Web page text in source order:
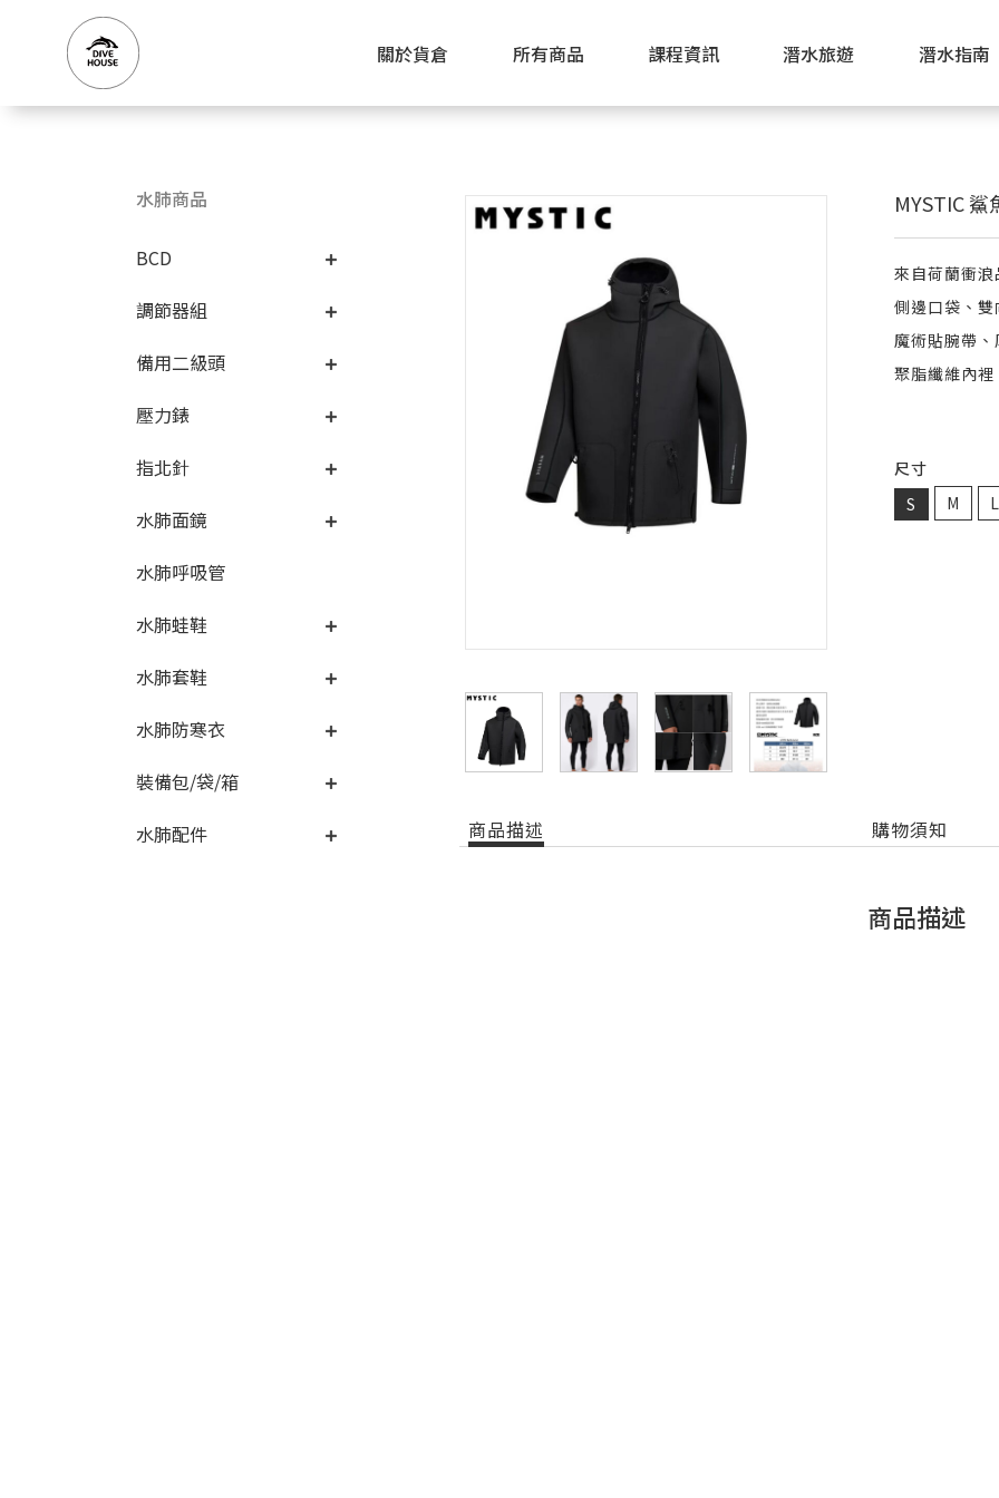
關於貨倉 所有商品 課程資訊 潛水旅遊 潛水指南
水肺商品
BCD
調節器組
備用二級頭
壓力錶
指北針
水肺面鏡
水肺呼吸管
水肺蛙鞋
水肺套鞋
水肺防寒衣
裝備包/袋/箱
水肺配件
MYSTIC
來自荷蘭衝浪
側邊口袋、雙
魔術貼腕帶
聚脂纖維內
尺寸
S
M L
商品描述 購物須知
商品描述